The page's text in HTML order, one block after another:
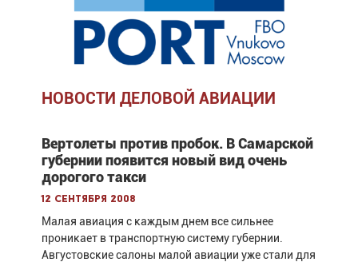
НОВОСТИ ДЕЛОВОЙ АВИАЦИИ
Вертолеты против пробок. В Самарской
губернии появится новый вид очень
дорогого такси
12 сентября 2008
Малая авиация с каждым днем все сильнее
проникает в транспортную систему губернии.
Августовские салоны малой авиации уже стали для